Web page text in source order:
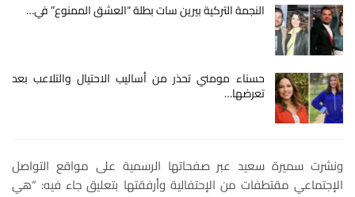
النجمة التركية بيرين سات بطلة “العشق الممنوع” في…
حسناء مومني تحذر من أساليب الاحتيال والتلاعب بعد
تعرضها…
ونشرت سميرة سعيد عبر صفحاتها الرسمية على مواقع التواصل
الإجتماعي مقتطفات من الإحتفالية وأرفقتها بتعليق جاء فيه: “هي